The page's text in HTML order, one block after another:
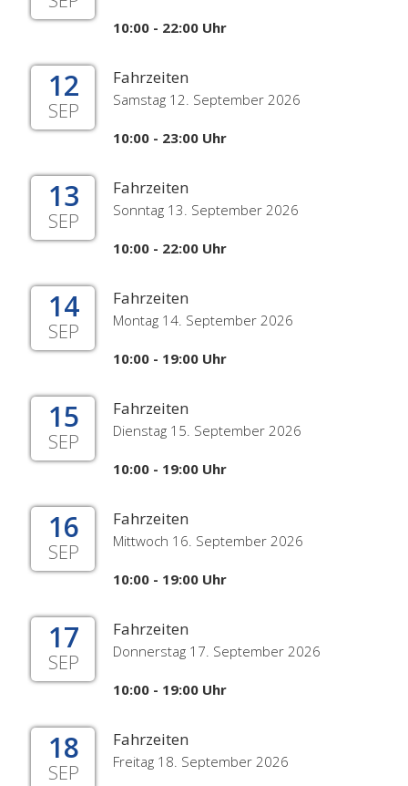
10:00 - 22:00 Uhr
12
SEP
Fahrzeiten
Samstag 12. September 2026
10:00 - 23:00 Uhr
13
SEP
Fahrzeiten
Sonntag 13. September 2026
10:00 - 22:00 Uhr
14
SEP
Fahrzeiten
Montag 14. September 2026
10:00 - 19:00 Uhr
15
SEP
Fahrzeiten
Dienstag 15. September 2026
10:00 - 19:00 Uhr
16
SEP
Fahrzeiten
Mittwoch 16. September 2026
10:00 - 19:00 Uhr
17
SEP
Fahrzeiten
Donnerstag 17. September 2026
10:00 - 19:00 Uhr
18
SEP
Fahrzeiten
Freitag 18. September 2026